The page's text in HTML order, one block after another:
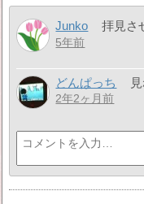
Junko 拝見さ
5年前
どんぱっち
2年2ヶ月前